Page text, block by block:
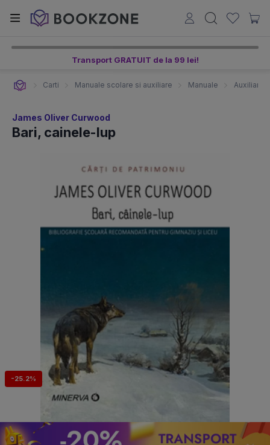
Transport GRATUIT de la 99 lei!
Carti Manuale scolare si auxiliare Manuale Auxiliare
James Oliver Curwood
Bari, cainele-lup
-25.2%